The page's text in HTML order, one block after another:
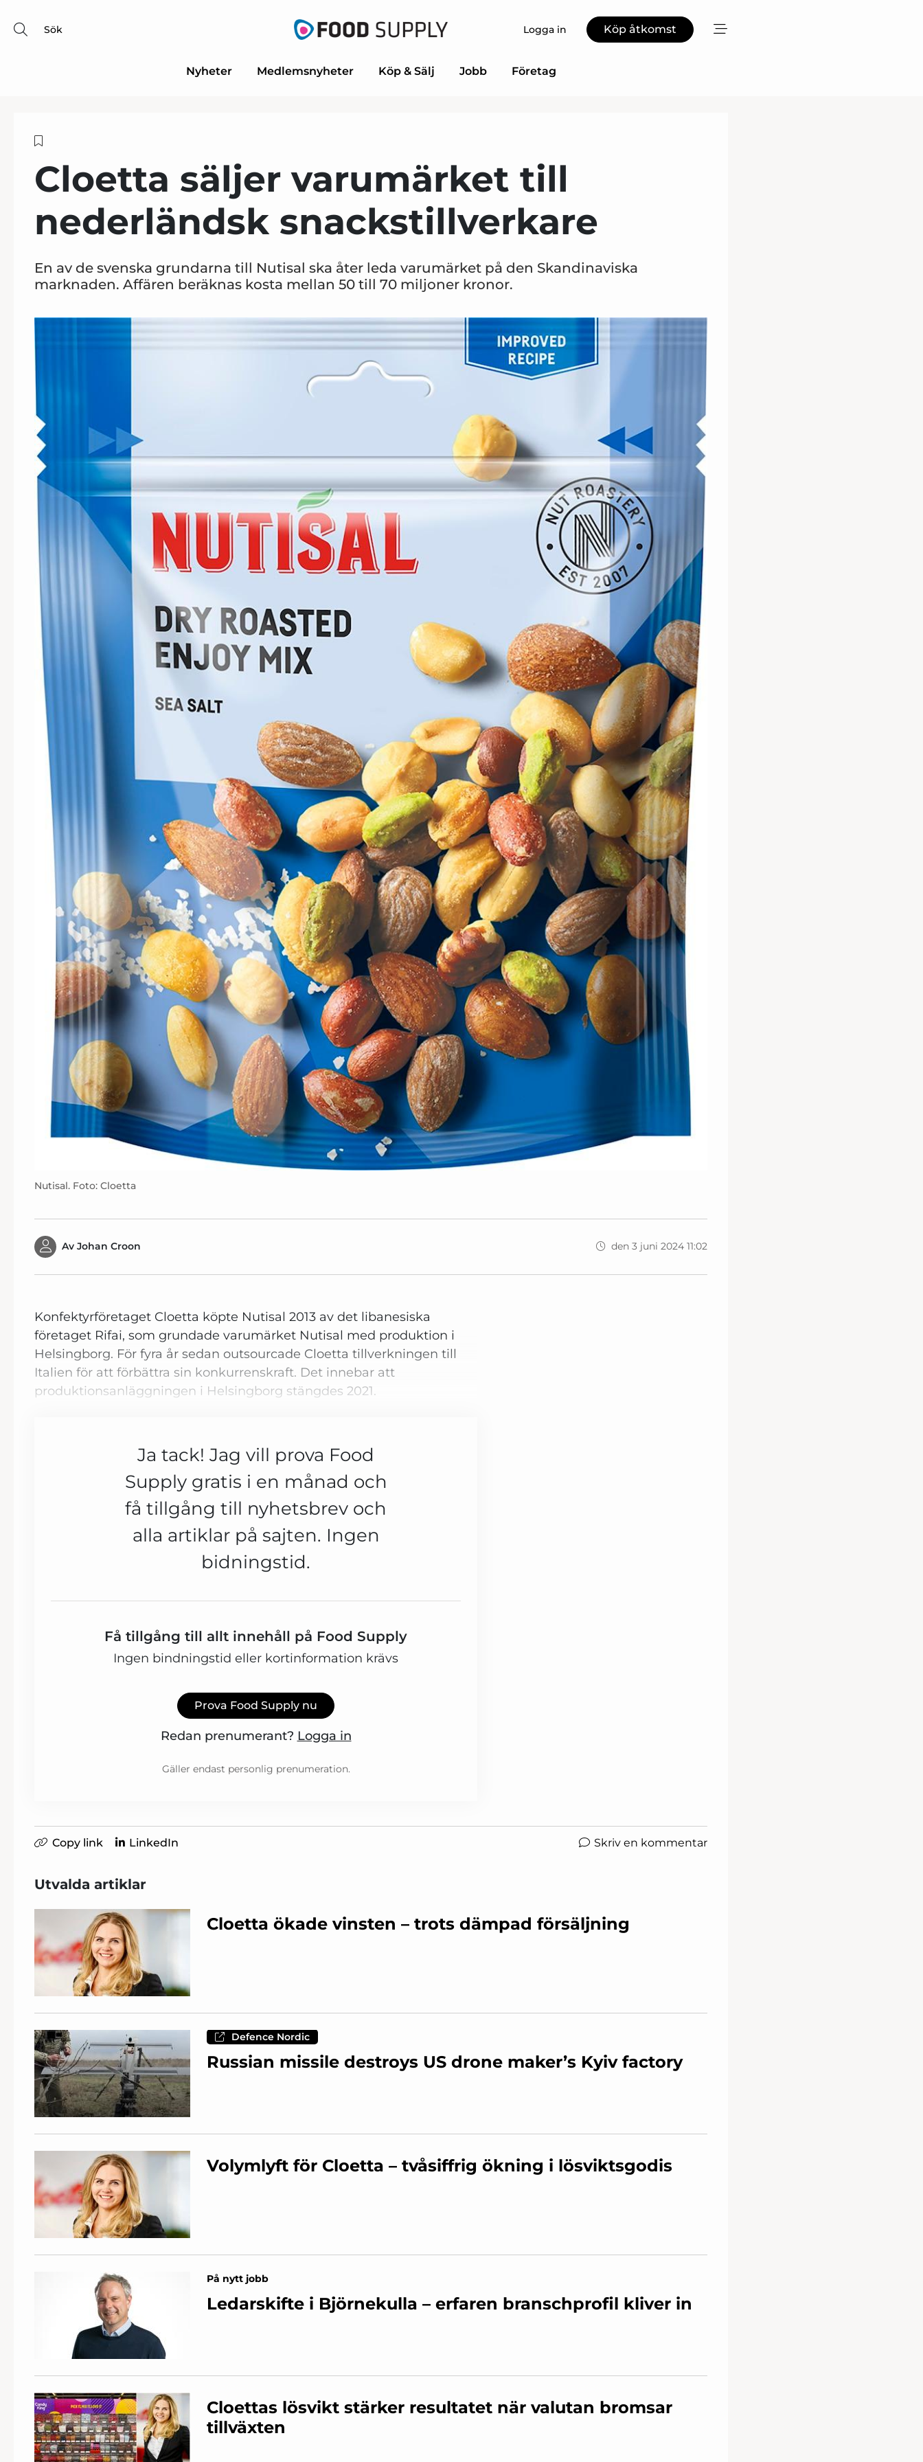
Sök Logga in Köp åtkomst
Nyheter Medlemsnyheter Köp & Sälj Jobb Företag
Cloetta säljer varumärket till
nederländsk snackstillverkare
En av de svenska grundarna till Nutisal ska åter leda varumärket på den Skandinaviska
marknaden. Affären beräknas kosta mellan 50 till 70 miljoner kronor.
Nutisal. Foto: Cloetta
Av Johan Croon den 3 juni 2024 11:02
Konfektyrföretaget Cloetta köpte Nutisal 2013 av det libanesiska
företaget Rifai, som grundade varumärket Nutisal med produktion i
Helsingborg. För fyra år sedan outsourcade Cloetta tillverkningen till
Italien för att förbättra sin konkurrenskraft. Det innebar att
produktionsanläggningen i Helsingborg stängdes 2021.
Ja tack! Jag vill prova Food
Supply gratis i en månad och
få tillgång till nyhetsbrev och
alla artiklar på sajten. Ingen
bidningstid.
Få tillgång till allt innehåll på Food Supply
Ingen bindningstid eller kortinformation krävs
Prova Food Supply nu
Redan prenumerant? Logga in
Gäller endast personlig prenumeration.
Copy link LinkedIn Skriv en kommentar
Utvalda artiklar
Cloetta ökade vinsten – trots dämpad försäljning
Defence Nordic
Russian missile destroys US drone maker’s Kyiv factory
Volymlyft för Cloetta – tvåsiffrig ökning i lösviktsgodis
På nytt jobb
Ledarskifte i Björnekulla – erfaren branschprofil kliver in
Cloettas lösvikt stärker resultatet när valutan bromsar
tillväxten